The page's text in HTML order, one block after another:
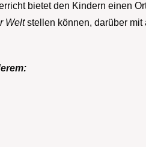
bietet den Kindern einen
Weltstellen können, darüber mit